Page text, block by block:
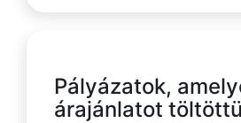
Pályázatok,
árajánlatot